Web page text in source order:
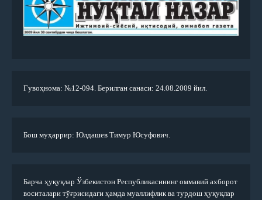
Гувоҳнома: №12-094. Берилган санаси: 24.08.2009 йил.
Бош муҳаррир: Юлдашев Тимур Юсуфович.
Барча ҳуқуқлар Ўзбекистон Республикасининг оммавий ахборот
воситалари тўғрисидаги ҳамда муаллифлик ва турдош ҳуқуқлар